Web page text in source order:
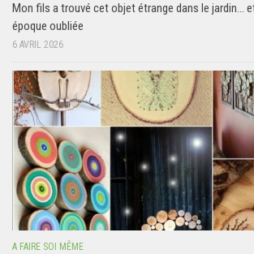
Mon fils a trouvé cet objet étrange dans le jardin…
époque oubliée
6 AVRIL 2026
A FAIRE SOI MÊME